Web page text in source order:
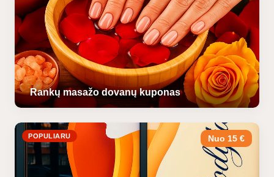
Rankų masažo dovanų kuponas
POPULIARU Nuo 15 €